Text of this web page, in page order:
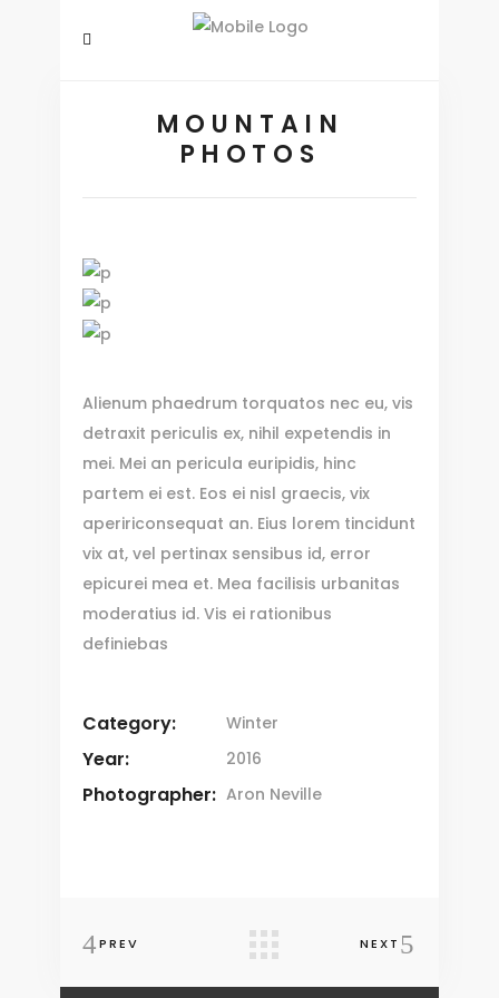
MOUNTAIN
PHOTOS
Alienum phaedrum torquatos nec eu, vis
detraxit periculis ex, nihil expetendis in
mei. Mei an pericula euripidis, hinc
partem ei est. Eos ei nisl graecis, vix
apeririconsequat an. Eius lorem tincidunt
vix at, vel pertinax sensibus id, error
epicurei mea et. Mea facilisis urbanitas
moderatius id. Vis ei rationibus
definiebas
Category: Winter
Year: 2016
Photographer: Aron Neville
PREV NEXT